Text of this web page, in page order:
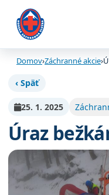
Domov›Záchranné akcie›
‹ Späť
25. 1. 2025
Úraz